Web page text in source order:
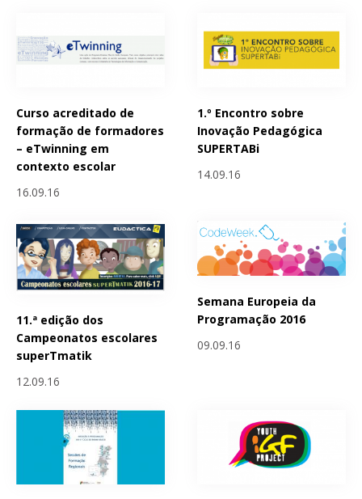
Curso acreditado de
formação de formadores
– eTwinning em
contexto escolar
16.09.16
1.º Encontro sobre
Inovação Pedagógica
SUPERTABi
14.09.16
11.ª edição dos
Campeonatos escolares
superTmatik
12.09.16
Semana Europeia da
Programação 2016
09.09.16